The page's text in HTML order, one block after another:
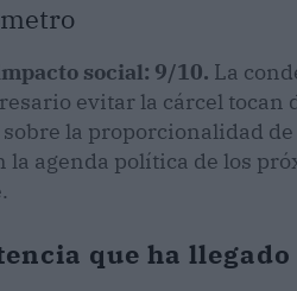
social: 9/10. La
evitar la cárcel tocan
sobre la proporcionalidad
la agenda política de los
que ha